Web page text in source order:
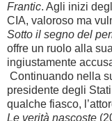
Frantic. Agli inizi
CIA, valoroso ma
Sotto il segno del
offre un ruolo alla
ingiustamente
Continuando nella
presidente degli
qualche fiasco,
Le verità nascoste